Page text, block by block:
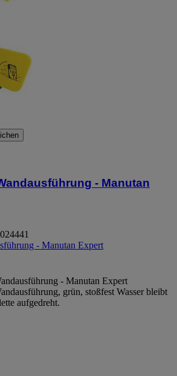
- Manutan
- Manutan Expert
- Manutan Expert
grün, stoßfest Wasser bleibt
aufgedreht.